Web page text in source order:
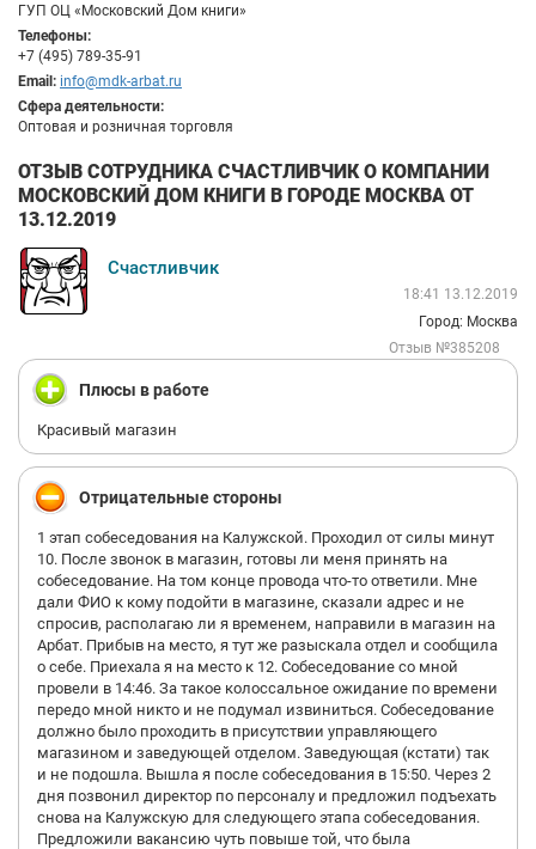
ГУП ОЦ «Московский Дом книги»
Телефоны:
+7 (495) 789-35-91
Email: info@mdk-arbat.ru
Сфера деятельности:
Оптовая и розничная торговля
ОТЗЫВ СОТРУДНИКА СЧАСТЛИВЧИК О КОМПАНИИ
МОСКОВСКИЙ ДОМ КНИГИ В ГОРОДЕ МОСКВА ОТ
13.12.2019
Счастливчик
18:41 13.12.2019
Город: Москва
Отзыв №385208
Плюсы в работе
Красивый магазин
Отрицательные стороны
1 этап собеседования на Калужской. Проходил от силы минут
10. После звонок в магазин, готовы ли меня принять на
собеседование. На том конце провода что-то ответили. Мне
дали ФИО к кому подойти в магазине, сказали адрес и не
спросив, располагаю ли я временем, направили в магазин на
Арбат. Прибыв на место, я тут же разыскала отдел и сообщила
о себе. Приехала я на место к 12. Собеседование со мной
провели в 14:46. За такое колоссальное ожидание по времени
передо мной никто и не подумал извиниться. Собеседование
должно было проходить в присутствии управляющего
магазином и заведующей отделом. Заведующая (кстати) так
и не подошла. Вышла я после собеседования в 15:50. Через 2
дня позвонил директор по персоналу и предложил подъехать
снова на Калужскую для следующего этапа собеседования.
Предложили вакансию чуть повыше той, что была